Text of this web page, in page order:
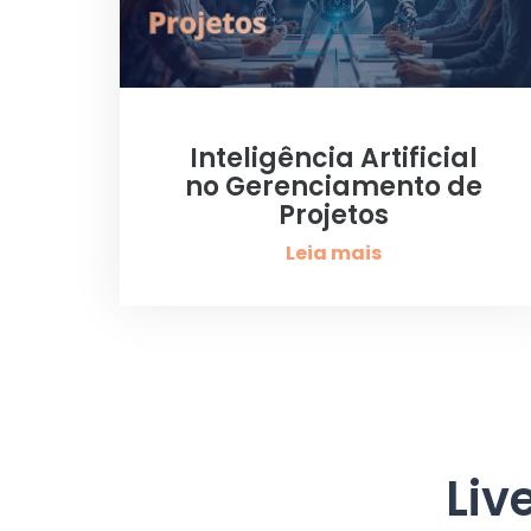
Inteligência Artificial
no Gerenciamento de
Projetos
Leia mais